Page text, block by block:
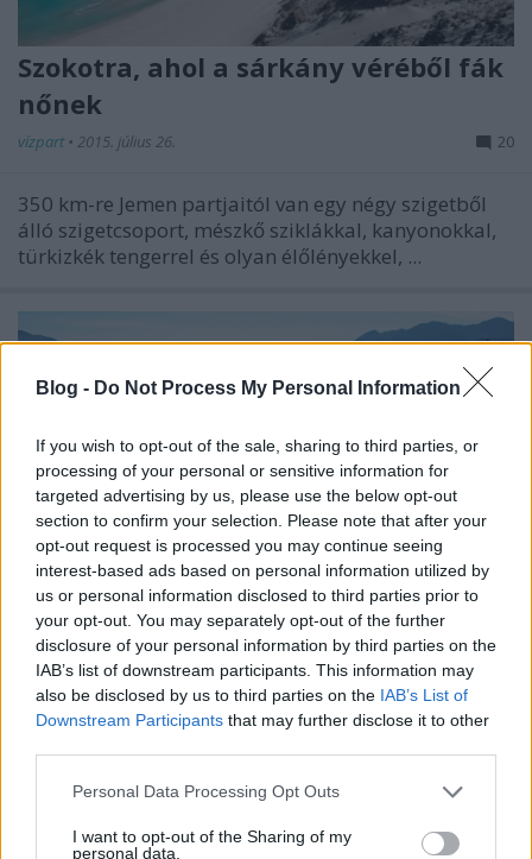
Blog - Do Not Process My Personal Information
If you wish to opt-out of the sale, sharing to third parties, or
processing of your personal or sensitive information for
targeted advertising by us, please use the below opt-out
section to confirm your selection. Please note that after your
opt-out request is processed you may continue seeing
interest-based ads based on personal information utilized by
us or personal information disclosed to third parties prior to
your opt-out. You may separately opt-out of the further
disclosure of your personal information by third parties on the
IAB’s list of downstream participants. This information may
also be disclosed by us to third parties on the IAB’s List of
Downstream Participants that may further disclose it to other
Please note that this website/app uses one or more Google
not limited to your visit or usage behaviour. You may click to
Personal Data Processing Opt Outs
I want to opt-out of the Sharing of my
personal data.
Szokotra, ahol a sárkány véréből fák
nőnek
vízpart • 2015. július 26. 20
350 km-re Jemen partjaitól van egy négy szigetből
álló szigetcsoport, mészkő sziklákkal, kanyonokkal,
türkizkék tengerrel és olyan élőlényekkel, ...
Élet a szabadság öblében
vízpart•2015. június 18.
egyet és épített egy kisebb komplexumot magának a
Vancouver-sziget egyik eldugott csücskében, ...